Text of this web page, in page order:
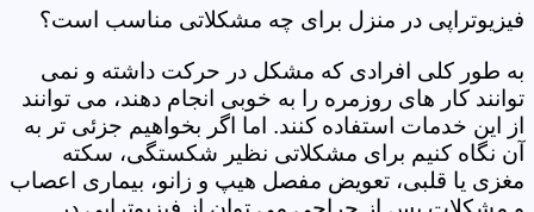
فیزیوتراپی در منزل برای چه مشکلاتی مناسب است؟
به طور کلی افرادی که مشکل در حرکت داشته و نمی
توانند کار های روزمره را به خوبی انجام دهند، می توانند
از این خدمات استفاده کنند. اما اگر بخواهیم جزئی تر به
آن نگاه کنیم برای مشکلاتی نظیر شکستگی، سکته
مغزی یا قلبی، تعویض مفصل هیپ و زانو، بیماری اعصاب